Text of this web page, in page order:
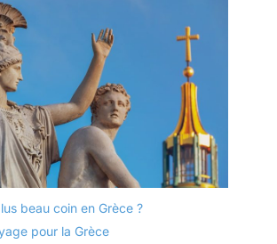
nous contacter, notre
service clients en
français s’occupera de
vous. CONFORT
D’UTILISATION LONGUE
DURÉE : En combinant
une structure légère, des
sangles réglables et
l’utilisation de matériaux
peau, ce masque est
idéal pour de longues
: Ce respirateur intégral
avec filtres utilise un
système de double
filtration capable de
bloquer efficacement les
vapeurs et gaz
organiques, la fumée, le
pollen, la poussière et les
particules. Il assure une
protection optimale
contre les gaz nocifs,
beau coin en Grèce ?
pour la Grèce